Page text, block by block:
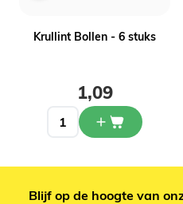
Krullint Bollen - 6 stuks
1,09
Blijf op de hoogte van